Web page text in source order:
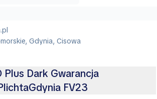
Gdynia, Cisowa
Plus Dark Gwarancja
FV23